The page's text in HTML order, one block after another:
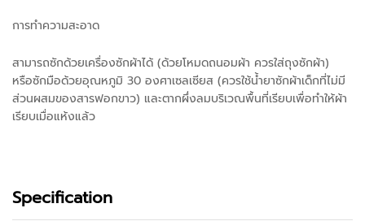
การทำความสะอาด
สามารถซักด้วยเครื่องซักผ้าได้ (ด้วยโหมดถนอมผ้า ควรใส่ถุงซักผ้า)
หรือซักมือด้วยอุณหภูมิ 30 องศาเซลเซียส (ควรใช้น้ำยาซักผ้าเด็กที่ไม่มี
ส่วนผสมของสารฟอกขาว) และตากผึ่งลมบริเวณพื้นที่เรียบเพื่อทำให้ผ้า
เรียบเมื่อแห้งแล้ว
Specification